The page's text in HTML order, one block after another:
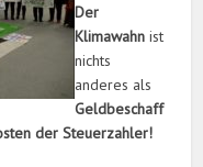
Der
Klimawahn ist
nichts
anderes als
Geldbeschaff
der Steuerzahler!